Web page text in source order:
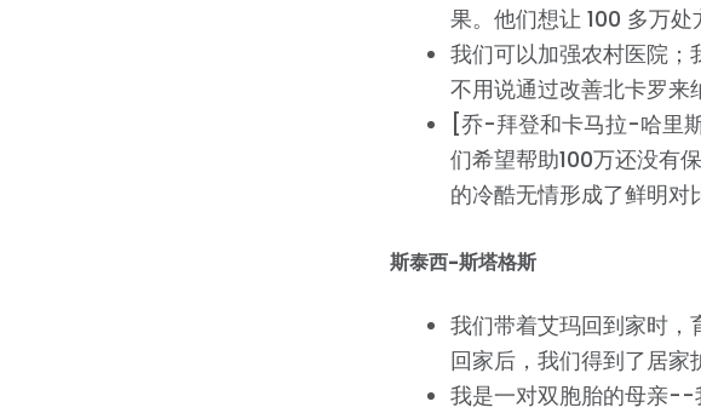
果。他们想让 100 多万处
我们可以加强农村医院
不用说通过改善北卡罗来
[乔-拜登和卡马拉-哈里
们希望帮助100万还没有
的冷酷无情形成了鲜明对
斯泰西-斯塔格斯
我们带着艾玛回到家时，
回家后，我们得到了居家
我是一对双胞胎的母亲--